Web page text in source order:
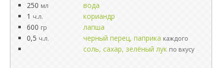
250 мл
вода
1 ч.л.
кориандр
600 гр
лапша
0,5 ч.л. черный перец, паприка каждого
соль, сахар, зелёный лук по вкусу